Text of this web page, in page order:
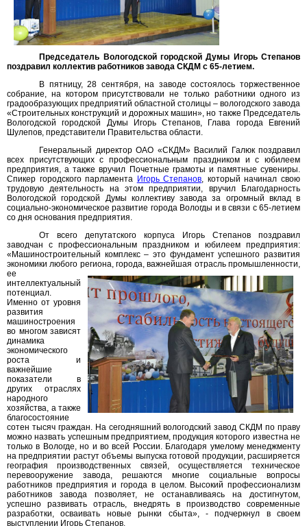
Председатель Вологодской городской Думы Игорь Степанов
поздравил коллектив работников завода СКДМ с 65-летием.
В пятницу, 28 сентября, на заводе состоялось торжественное
собрание, на котором присутствовали не только работники одного из
градообразующих предприятий областной столицы – вологодского завода
«Строительных конструкций и дорожных машин», но также Председатель
Вологодской городской Думы Игорь Степанов, Глава города Евгений
Шулепов, представители Правительства области.
Генеральный директор ОАО «СКДМ» Василий Галюк поздравил
всех присутствующих с профессиональным праздником и с юбилеем
предприятия, а также вручил Почетные грамоты и памятные сувениры.
Спикер городского парламента Игорь Степанов, который начинал свою
трудовую деятельность на этом предприятии, вручил Благодарность
Вологодской городской Думы коллективу завода за огромный вклад в
социально-экономическое развитие города Вологды и в связи с 65-летием
со дня основания предприятия.
От всего депутатского корпуса Игорь Степанов поздравил
заводчан с профессиональным праздником и юбилеем предприятия:
«Машиностроительный комплекс – это фундамент успешного развития
экономики любого региона, города, важнейшая отрасль промышленности,
ее
интеллектуальный
потенциал.
Именно от уровня
развития
машиностроения
во многом зависят
динамика
экономического
роста и
важнейшие
показатели в
других отраслях
народного
хозяйства, а также
благосостояние
сотен тысяч граждан. На сегодняшний вологодский завод СКДМ по праву
можно назвать успешным предприятием, продукция которого известна не
только в Вологде, но и во всей России. Благодаря умелому менеджменту
на предприятии растут объемы выпуска готовой продукции, расширяется
география производственных связей, осуществляется техническое
перевооружение завода, решаются многие социальные вопросы
работников предприятия и города в целом. Высокий профессионализм
работников завода позволяет, не останавливаясь на достигнутом,
успешно развивать отрасль, внедрять в производство современные
разработки, осваивать новые рынки сбыта», - подчеркнул в своем
выступлении Игорь Степанов.